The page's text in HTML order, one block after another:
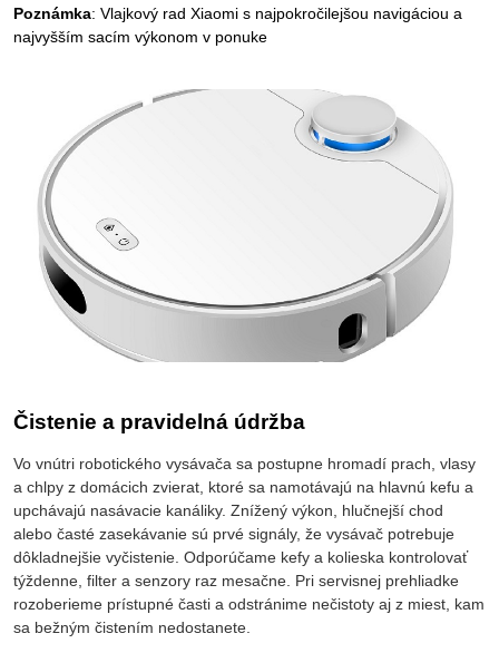
Poznámka: Vlajkový rad Xiaomi s najpokročilejšou navigáciou a
najvyšším sacím výkonom v ponuke
Čistenie a pravidelná údržba
Vo vnútri robotického vysávača sa postupne hromadí prach, vlasy
a chlpy z domácich zvierat, ktoré sa namotávajú na hlavnú kefu a
upchávajú nasávacie kanáliky. Znížený výkon, hlučnejší chod
alebo časté zasekávanie sú prvé signály, že vysávač potrebuje
dôkladnejšie vyčistenie. Odporúčame kefy a kolieska kontrolovať
týždenne, filter a senzory raz mesačne. Pri servisnej prehliadke
rozoberieme prístupné časti a odstránime nečistoty aj z miest, kam
sa bežným čistením nedostanete.